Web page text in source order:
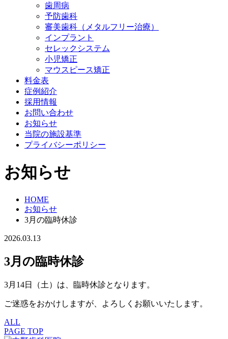
歯周病
予防歯科
審美歯科（メタルフリー治療）
インプラント
セレックシステム
小児矯正
マウスピース矯正
料金表
症例紹介
採用情報
お問い合わせ
お知らせ
当院の施設基準
プライバシーポリシー
お知らせ
HOME
お知らせ
3月の臨時休診
2026.03.13
3月の臨時休診
3月14日（土）は、臨時休診となります。
ご迷惑をおかけしますが、よろしくお願いいたします。
ALL
PAGE TOP